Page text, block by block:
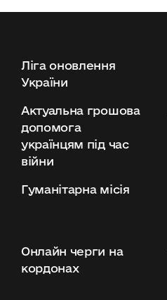
Ліга оновлення
України
Актуальна грошова
допомога
українцям під час
війни
Гуманітарна місія
Онлайн черги на
кордонах